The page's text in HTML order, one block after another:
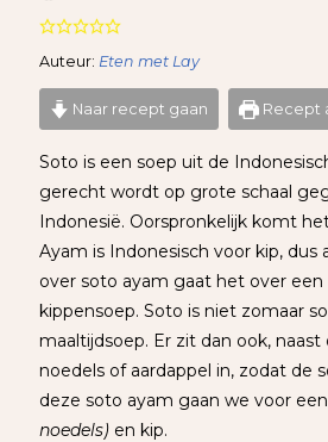
Auteur: Eten met Lay
Naar recept gaan Recept
Soto is een soep uit de
gerecht wordt op grote schaal
Indonesië. Oorspronkelijk komt
Ayam is Indonesisch voor kip, dus
over soto ayam gaat het over een
kippensoep. Soto is niet zomaar
maaltijdsoep. Er zit dan ook, naast
noedels of aardappel in, zodat de
deze soto ayam gaan we voor
noedels) en kip.